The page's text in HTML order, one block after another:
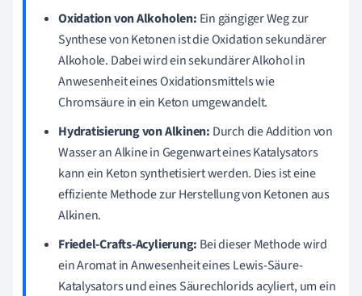
Oxidation von Alkoholen: Ein gängiger Weg zur
Synthese von Ketonen ist die Oxidation sekundärer
Alkohole. Dabei wird ein sekundärer Alkohol in
Anwesenheit eines Oxidationsmittels wie
Chromsäure in ein Keton umgewandelt.
Hydratisierung von Alkinen: Durch die Addition von
Wasser an Alkine in Gegenwart eines Katalysators
kann ein Keton synthetisiert werden. Dies ist eine
effiziente Methode zur Herstellung von Ketonen aus
Alkinen.
Friedel-Crafts-Acylierung: Bei dieser Methode wird
ein Aromat in Anwesenheit eines Lewis-Säure-
Katalysators und eines Säurechlorids acyliert, um ein